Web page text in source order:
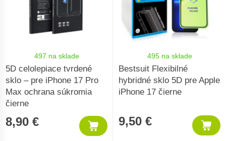
497 na sklade
5D celolepiace tvrdené
sklo – pre iPhone 17 Pro
Max ochrana súkromia
čierne
8,90 €
495 na sklade
Bestsuit Flexibilné
hybridné sklo 5D pre Apple
iPhone 17 čierne
9,50 €